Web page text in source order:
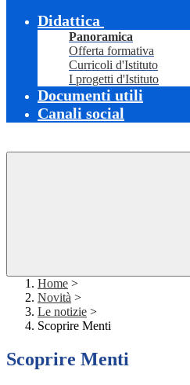
Didattica
Panoramica
Offerta formativa
Curricoli d'Istituto
I progetti d'Istituto
Documenti utili
Canali social
Home >
Novità >
Le notizie >
Scoprire Menti
Scoprire Menti